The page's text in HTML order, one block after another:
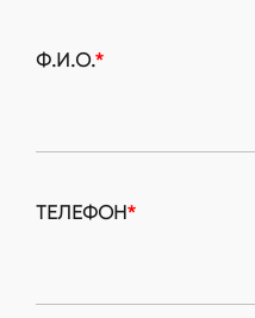
Ф.И.О.*
ТЕЛЕФОН*